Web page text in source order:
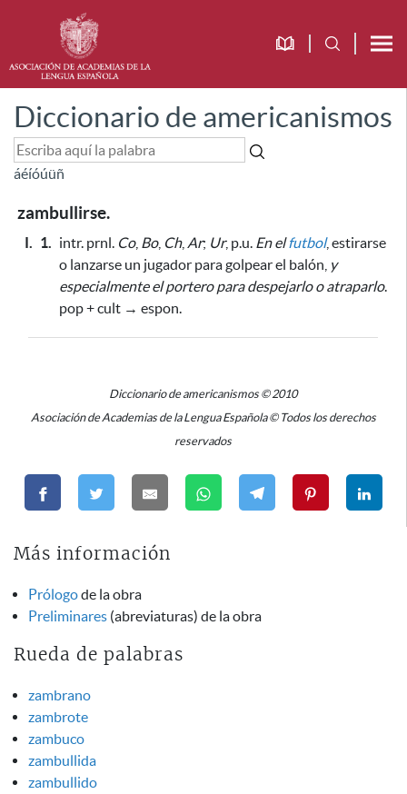
Diccionario de americanismos
áéíóúüñ
zambullirse.
I. 1. intr. prnl. Co, Bo, Ch, Ar; Ur, p.u. En elfutbol, estirarse
o lanzarse un jugador para golpear el balón y
especialmente el portero para despejarlo o atraparlo.
pop + cult → espon.
Diccionario de americanismos © 2010
Asociación de Academias de la Lengua Española © Todos los derechos
reservados
Más información
Prólogode la obra
Preliminares (abreviaturas) de la obra
Rueda de palabras
zambrano
zambrote
zambuco
zambullida
zambullido